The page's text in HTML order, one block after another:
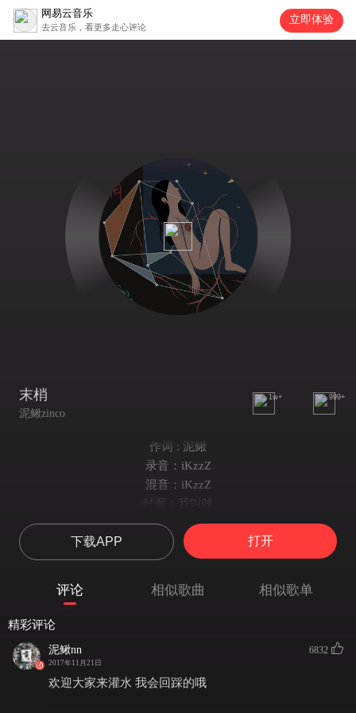
网易云音乐
去云音乐，看更多走心评论
立即体验
末梢
泥鳅zinco
1w+ 999+
作词 : 泥鳅
录音：iKzzZ
混音：iKzzZ
封面：我叫吱
我在电梯里闻到了熟悉的香味
那时候我会想起你
我在商场里逛到了熟悉的专柜
看着朋友和身边的人那么般配
又是一个人的夜晚（唉 唉）
下载APP 打开
评论 相似歌曲 相似歌单
精彩评论
泥鳅nn
2017年11月21日
6832
欢迎大家来灌水 我会回踩的哦